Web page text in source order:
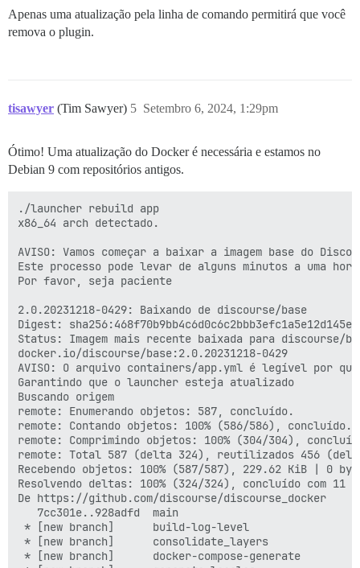
Apenas uma atualização pela linha de comando permitirá que você
remova o plugin.
tisawyer (Tim Sawyer) Setembro 6, 2024, 1:29pm
5
Ótimo! Uma atualização do Docker é necessária e estamos no
Debian 9 com repositórios antigos.
./launcher rebuild app
x86_64 arch detectado.
AVISO: Vamos começar a baixar a imagem base do
Este processo pode levar de alguns minutos a uma
Por favor, seja paciente
2.0.20231218-0429: Baixando de discourse/base
Digest:
Status: Imagem mais recente baixada para discourse/
docker.io/discourse/base:2.0.20231218-0429
AVISO: O arquivo containers/app.yml é legível por
Garantindo que o launcher esteja atualizado
Buscando origem
remote: Enumerando objetos: 587, concluído.
remote: Contando objetos: 100% (586/586), concluído.
remote: Comprimindo objetos: 100% (304/304),
remote: Total 587 (delta 324), reutilizados 456
Recebendo objetos: 100% (587/587), 229.62 KiB | 0
Resolvendo deltas: 100% (324/324), concluído com
De https://github.com/discourse/discourse_docker
7cc301e..928adfd  main
* [new branch]      build-log-level
* [new branch]      consolidate_layers
* [new branch]      docker-compose-generate